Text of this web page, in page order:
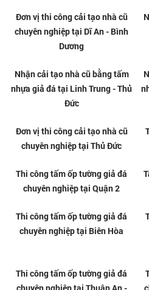
Tổng kho tấm ốp PVC vân đá
giá rẻ tại Dĩ An